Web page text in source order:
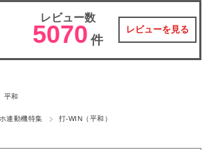
レビュー数
5070 件
レビューを見る
平和
連動機特集 打-WIN（平和）